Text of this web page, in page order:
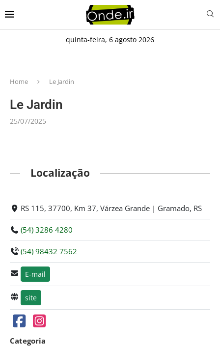
quinta-feira, 6 agosto 2026
Home Le Jardin
Le Jardin
25/07/2025
Localização
RS 115, 37700, Km 37, Várzea Grande | Gramado, RS
(54) 3286 4280
(54) 98432 7562
E-mail
site
Categoria